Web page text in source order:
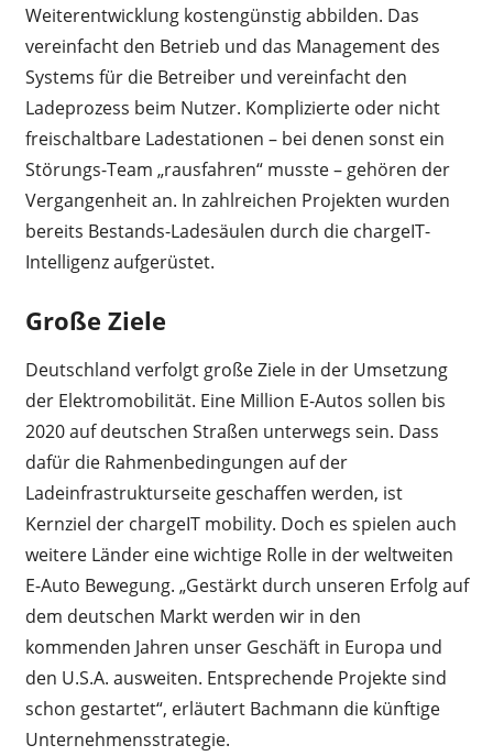
Weiterentwicklung kostengünstig abbilden. Das
vereinfacht den Betrieb und das Management des
Systems für die Betreiber und vereinfacht den
Ladeprozess beim Nutzer. Komplizierte oder nicht
freischaltbare Ladestationen – bei denen sonst ein
Störungs-Team „rausfahren“ musste – gehören der
Vergangenheit an. In zahlreichen Projekten wurden
bereits Bestands-Ladesäulen durch die chargeIT-
Intelligenz aufgerüstet.
Große Ziele
Deutschland verfolgt große Ziele in der Umsetzung
der Elektromobilität. Eine Million E-Autos sollen bis
2020 auf deutschen Straßen unterwegs sein. Dass
dafür die Rahmenbedingungen auf der
Ladeinfrastrukturseite geschaffen werden, ist
Kernziel der chargeIT mobility. Doch es spielen auch
weitere Länder eine wichtige Rolle in der weltweiten
E-Auto Bewegung. „Gestärkt durch unseren Erfolg auf
dem deutschen Markt werden wir in den
kommenden Jahren unser Geschäft in Europa und
den U.S.A. ausweiten. Entsprechende Projekte sind
schon gestartet“, erläutert Bachmann die künftige
Unternehmensstrategie.